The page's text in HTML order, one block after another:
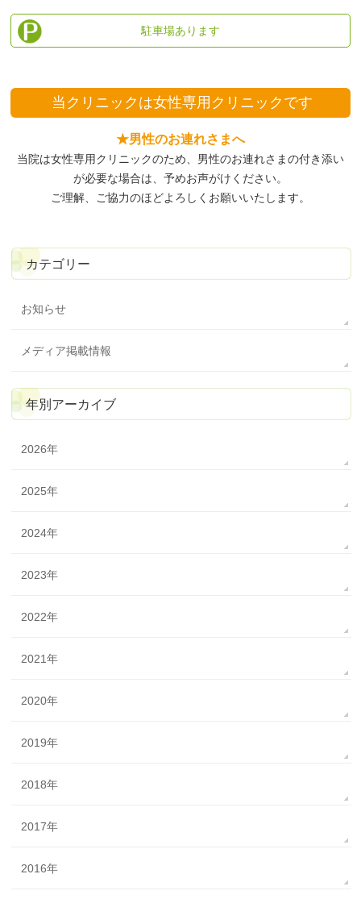
駐車場あります
当クリニックは女性専用クリニックです
★男性のお連れさまへ
当院は女性専用クリニックのため、 男性のお連れさまの付き添い
が必要な場合は、予めお声がけください。
ご理解、ご協力のほどよろしくお願いいたします。
カテゴリー
お知らせ
メディア掲載情報
年別アーカイブ
2026年
2025年
2024年
2023年
2022年
2021年
2020年
2019年
2018年
2017年
2016年